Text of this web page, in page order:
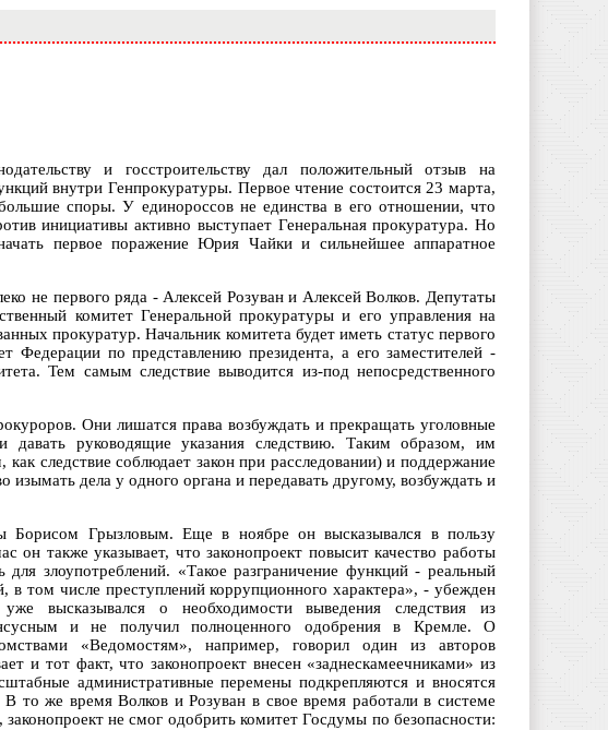
и госстроительству дал положительный отзыв на
внутри Генпрокуратуры. Первое чтение состоится 23 марта,
споры. У единороссов не единства в его отношении, что
инициативы активно выступает Генеральная прокуратура. Но
первое поражение Юрия Чайки и сильнейшее аппаратное
не первого ряда - Алексей Розуван и Алексей Волков. Депутаты
комитет Генеральной прокуратуры и его управления на
прокуратур. Начальник комитета будет иметь статус первого
Федерации по представлению президента, а его заместителей -
Тем самым следствие выводится из-под непосредственного
Они лишатся права возбуждать и прекращать уголовные
давать руководящие указания следствию. Таким образом, им
следствие соблюдает закон при расследовании) и поддержание
дела у одного органа и передавать другому, возбуждать и
Борисом Грызловым. Еще в ноябре он высказывался в пользу
он также указывает, что законопроект повысит качество работы
злоупотреблений. «Такое разграничение функций - реальный
в том числе преступлений коррупционного характера», - убежден
высказывался о необходимости выведения следствия из
и не получил полноценного одобрения в Кремле. О
«Ведомостям», например, говорил один из авторов
и тот факт, что законопроект внесен «заднескамеечниками» из
административные перемены подкрепляются и вносятся
то же время Волков и Розуван в свое время работали в системе
не смог одобрить комитет Госдумы по безопасности: